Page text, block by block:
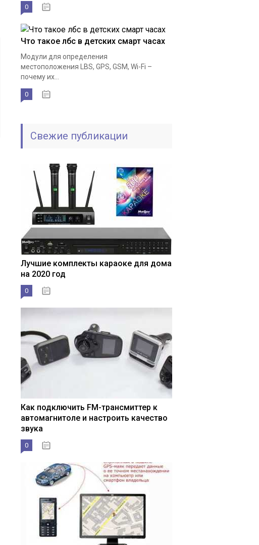
0
Что такое лбс в детских смарт часах
Модули для определения
местоположения LBS, GPS, GSM, Wi-Fi –
почему их...
0
Свежие публикации
Лучшие комплекты караоке для дома
на 2020 год
0
Как подключить FM-трансмиттер к
автомагнитоле и настроить качество
звука
0